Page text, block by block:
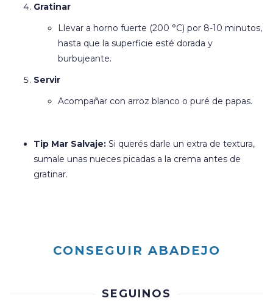
Gratinar
Llevar a horno fuerte (200 °C) por 8-10 minutos,
hasta que la superficie esté dorada y
burbujeante.
Servir
Acompañar con arroz blanco o puré de papas.
Tip Mar Salvaje: Si querés darle un extra de textura,
sumale unas nueces picadas a la crema antes de
gratinar.
CONSEGUIR ABADEJO
SEGUINOS